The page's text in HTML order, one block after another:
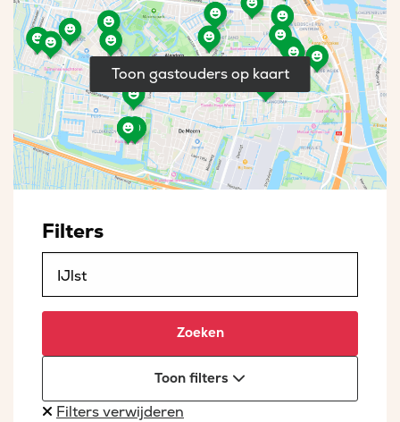
Toon gastouders op kaart
Filters
Zoeken
Toon filters
Filters verwijderen